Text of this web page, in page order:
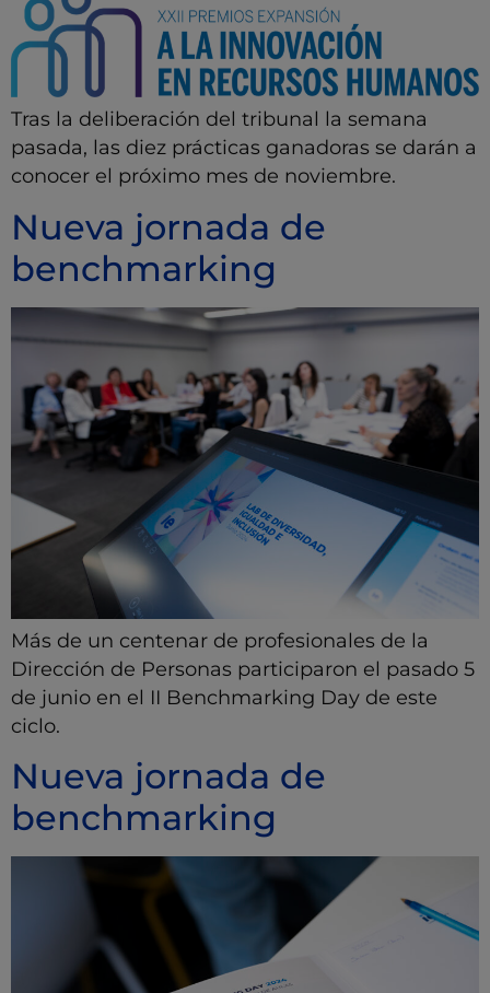
Tras la deliberación del tribunal la semana
pasada, las diez prácticas ganadoras se darán a
conocer el próximo mes de noviembre.
Nueva jornada de
benchmarking
Más de un centenar de profesionales de la
Dirección de Personas participaron el pasado 5
de junio en el II Benchmarking Day de este
ciclo.
Nueva jornada de
benchmarking